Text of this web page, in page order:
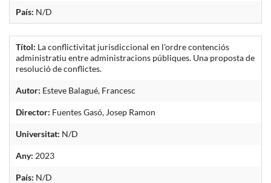
País: N/D
Títol: La conflictivitat jurisdiccional en l'ordre contenciós
administratiu entre administracions públiques. Una proposta de
resolució de conflictes.
Autor: Esteve Balagué, Francesc
Director: Fuentes Gasó, Josep Ramon
Universitat: N/D
Any: 2023
País: N/D